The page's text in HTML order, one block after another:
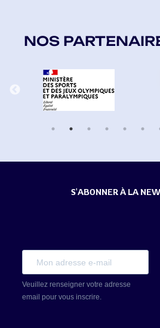
NOS
Previous
S'ABONNER À LA
Veuillez renseigner votre adresse
email pour vous inscrire.